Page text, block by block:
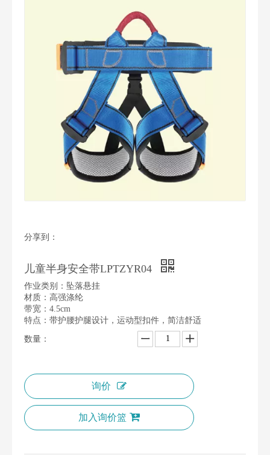
分享到：
儿童半身安全带LPTZYR04
作业类别：坠落悬挂
材质：高强涤纶
带宽：4.5cm
特点：带护腰护腿设计，运动型扣件，简洁舒适
数量：
询价
加入询价篮